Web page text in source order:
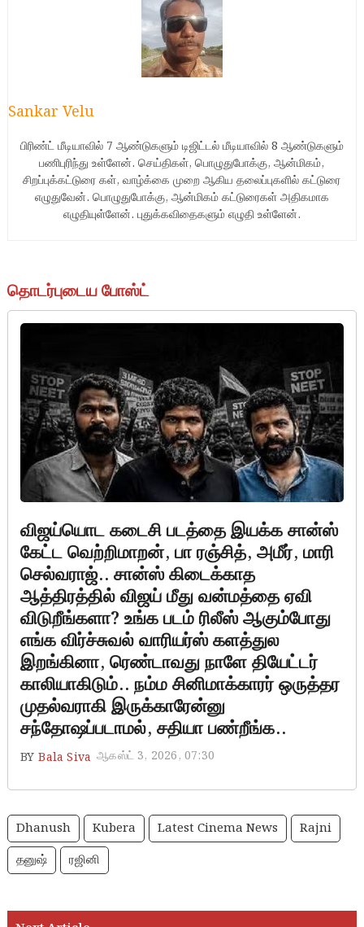
Sankar Velu
பிரிண்ட் மீடியாவில் 7 ஆண்டுகளும் டிஜிட்டல் மீடியாவில் 8 ஆண்டுகளும்
பணிபுரிந்து உள்ளேன். செய்திகள், பொழுதுபோக்கு, ஆன்மிகம்,
சிறப்புக்கட்டுரை கள், வாழ்க்கை முறை ஆகிய தலைப்புகளில் கட்டுரை
எழுதுவேன். பொழுதுபோக்கு, ஆன்மிகம் கட்டுரைகள் அதிகமாக
எழுதியுள்ளேன். புதுக்கவிதைகளும் எழுதி உள்ளேன்.
தொடர்புடைய போஸ்ட்
விஜய்யொட கடைசி படத்தை இயக்க சான்ஸ்
கேட்ட வெற்றிமாறன், பா ரஞ்சித், அமீர், மாரி
செல்வராஜ்.. சான்ஸ் கிடைக்காத
ஆத்திரத்தில் விஜய் மீது வன்மத்தை ஏவி
விடுறீங்களா? உங்க படம் ரிலீஸ் ஆகும்போது
எங்க விர்ச்சுவல் வாரியர்ஸ் களத்துல
இறங்கினா, ரெண்டாவது நாளே தியேட்டர்
காலியாகிடும்.. நம்ம சினிமாக்காரர் ஒருத்தர
முதல்வராகி இருக்காரேன்னு
சந்தோஷப்படாமல், சதியா பண்றீங்க..
BY Bala Siva ஆகஸ்ட் 3, 2026, 07:30
Dhanush Kubera Latest Cinema News
Rajni
தனுஷ்
ரஜினி